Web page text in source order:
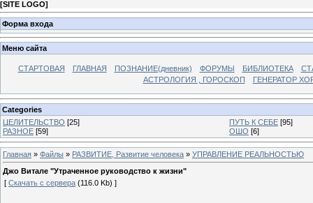
[SITE LOGO]
Форма входа
Меню сайта
СТАРТОВАЯ ГЛАВНАЯ ПОЗНАНИЕ(дневник) ФОРУМЫ БИБЛИОТЕКА
АСТРОЛОГИЯ , ГОРОСКОП
ГЕНЕРАТОР
Categories
ЦЕЛИТЕЛЬСТВО [25] ПУТЬ К СЕБЕ [95]
РАЗНОЕ [59] ОШО [6]
Главная » Файлы » РАЗВИТИЕ, Развитие человека » УПРАВЛЕНИЕ РЕАЛЬНОСТЬЮ
Джо Витале "Утраченное руководство к жизни"
[ Скачать с сервера (116.0 Kb) ]